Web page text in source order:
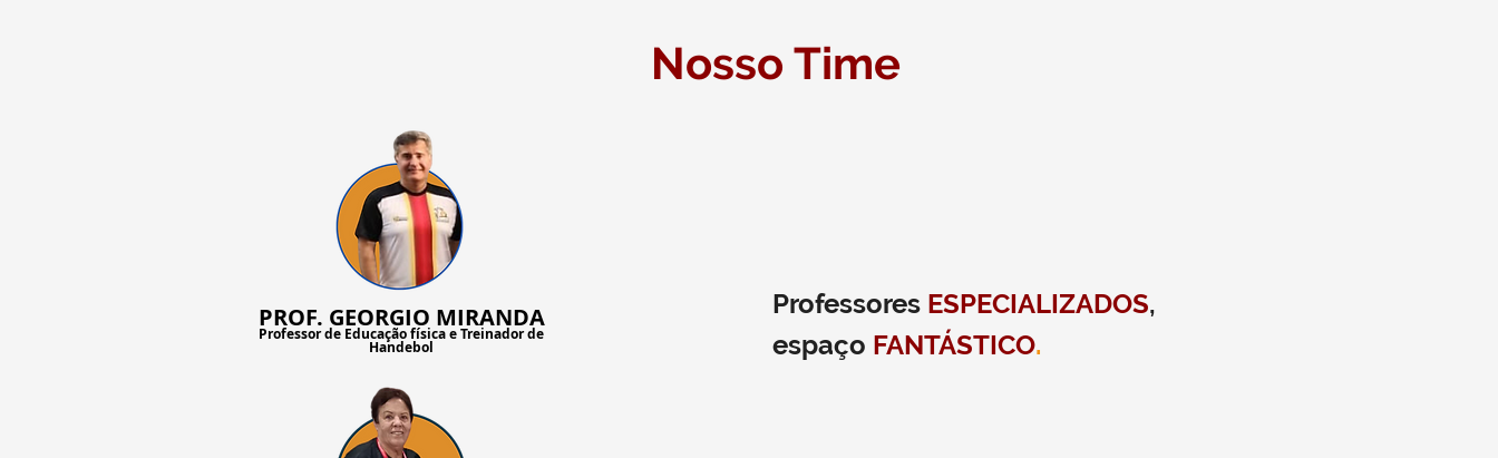
PROF. GEORGIO MIRANDA
Professor de Educação física e Treinador de
Handebol
Nosso Time
Professores ESPECIALIZADOS,
espaço FANTÁSTICO.